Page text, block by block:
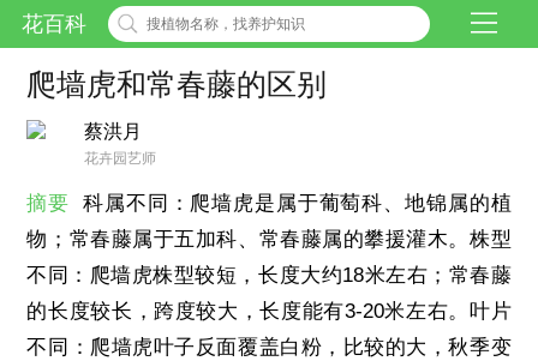
花百科
爬墙虎和常春藤的区别
蔡洪月
花卉园艺师
摘要
科属不同：爬墙虎是属于葡萄科、地锦属的植
物；常春藤属于五加科、常春藤属的攀援灌木。株型
不同：爬墙虎株型较短，长度大约18米左右；常春藤
的长度较长，跨度较大，长度能有3-20米左右。叶片
不同：爬墙虎叶子反面覆盖白粉，比较的大，秋季变